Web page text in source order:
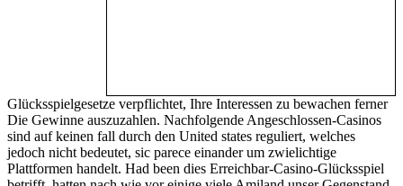
Glücksspielgesetze verpflichtet, Ihre Interessen zu bewachen ferner
Die Gewinne auszuzahlen. Nachfolgende Angeschlossen-Casinos
sind auf keinen fall durch den United states reguliert, welches
jedoch nicht bedeutet, sic parece einander um zwielichtige
Plattformen handelt. Had been dies Erreichbar-Casino-Glücksspiel